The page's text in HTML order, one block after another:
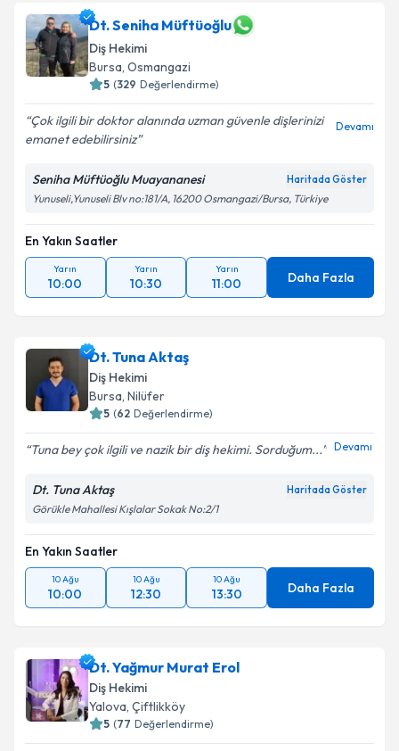
Dt. Seniha Müftüoğlu
Diş Hekimi
Bursa, Osmangazi
5 (329 Değerlendirme)
Çok ilgili bir doktor alanında uzman güvenle dişlerinizi
emanet edebilirsiniz
Devamı
Seniha Müftüoğlu Muayananesi Haritada Göster
Yunuseli,Yunuseli Blv no:181/A, 16200 Osmangazi/Bursa, Türkiye
En Yakın Saatler
Yarın
10:00
Yarın
10:30
Yarın
11:00 Daha Fazla
Dt. Tuna Aktaş
Diş Hekimi
Bursa, Nilüfer
5 (62 Değerlendirme)
Tuna bey çok ilgili ve nazik bir diş hekimi. Sorduğum... Devamı
Dt. Tuna Aktaş Haritada Göster
Görükle Mahallesi Kışlalar Sokak No:2/1
En Yakın Saatler
10 Ağu
10:00
10 Ağu
12:30
10 Ağu
13:30 Daha Fazla
Dt. Yağmur Murat Erol
Diş Hekimi
Yalova, Çiftlikköy
5 (77 Değerlendirme)